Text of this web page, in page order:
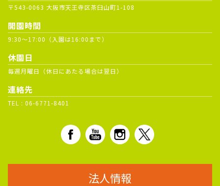
〒543-0063 大阪市天王寺区茶臼山町1-108
開園時間
9:30～17:00（入園は16:00まで）
休園日
毎週月曜日（休日にあたる場合は翌日）
連絡先
TEL : 06-6771-8401
法人情報